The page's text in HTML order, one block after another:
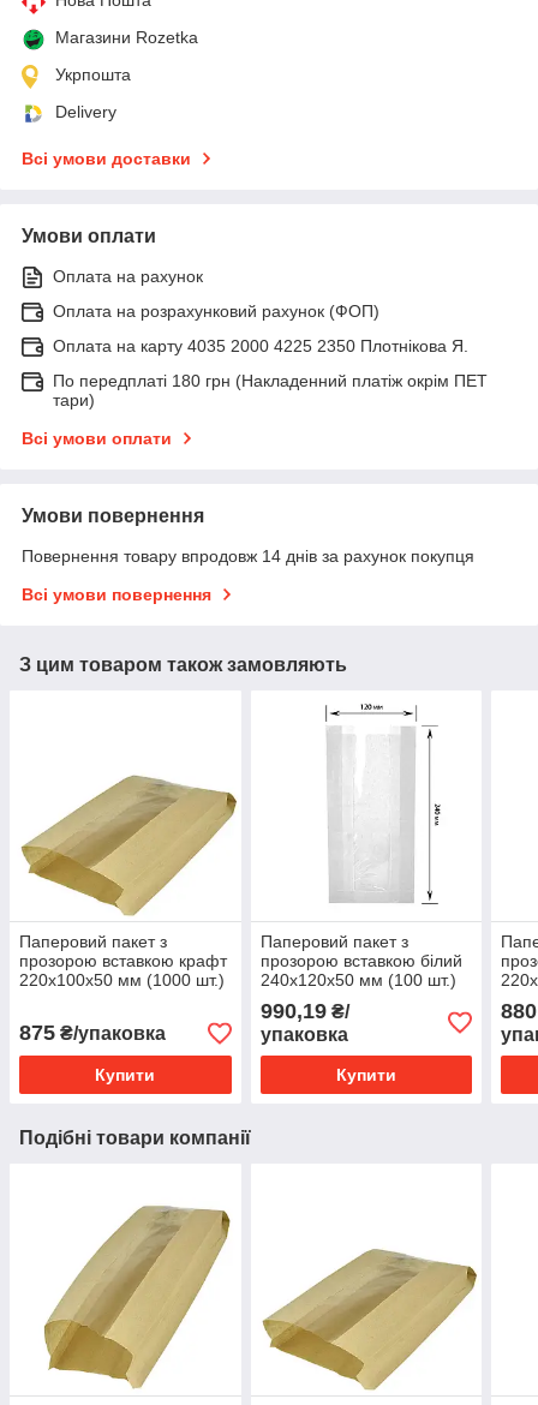
Магазини Rozetka
Укрпошта
Delivery
Всі умови доставки
Умови оплати
Оплата на рахунок
Оплата на розрахунковий рахунок (ФОП)
Оплата на карту 4035 2000 4225 2350 Плотнікова Я.
По передплаті 180 грн (Накладенний платіж окрім ПЕТ
тари)
Всі умови оплати
Умови повернення
Повернення товару впродовж 14 днів за рахунок покупця
Всі умови повернення
З цим товаром також замовляють
Паперовий пакет з
прозорою вставкою крафт
220х100х50 мм (1000 шт.)
875 ₴/упаковка
Купити
Паперовий пакет з
прозорою вставкою білий
240х120х50 мм (100 шт.)
990,19₴/
упаковка
Купити
Подібні товари компанії